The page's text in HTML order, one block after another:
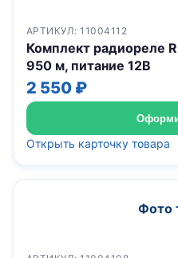
АРТИКУЛ: 11004112
Комплект радиореле
950 м, питание 12В
2 550 ₽
Открыть карточку товара
Фото